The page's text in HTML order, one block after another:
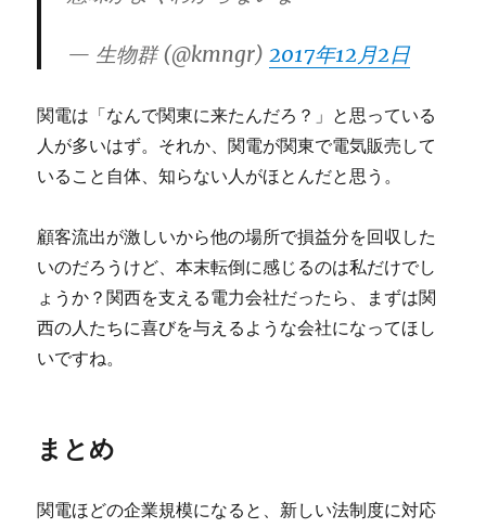
— 生物群 (@kmngr)2017年12月2日
関電は「なんで関東に来たんだろ？」と思っている
人が多いはず。それか、関電が関東で電気販売して
いること自体、知らない人がほとんだと思う。
顧客流出が激しいから他の場所で損益分を回収した
いのだろうけど、本末転倒に感じるのは私だけでし
ょうか？関西を支える電力会社だったら、まずは関
西の人たちに喜びを与えるような会社になってほし
いですね。
まとめ
関電ほどの企業規模になると、新しい法制度に対応